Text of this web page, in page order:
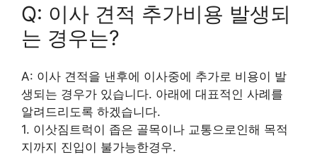
Q: 이사 견적 추가비용 발생되
는 경우는?
A: 이사 견적을 낸후에 이사중에 추가로 비용이 발
생되는 경우가 있습니다. 아래에 대표적인 사례를
알려드리도록 하겠습니다.
1. 이삿짐트럭이 좁은 골목이나 교통으로인해 목적
지까지 진입이 불가능한경우.